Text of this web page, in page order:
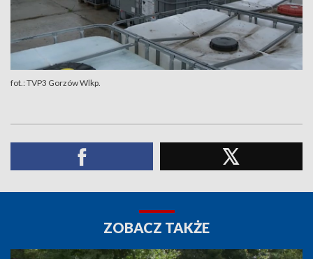
fot.: TVP3 Gorzów Wlkp.
ZOBACZ TAKŻE